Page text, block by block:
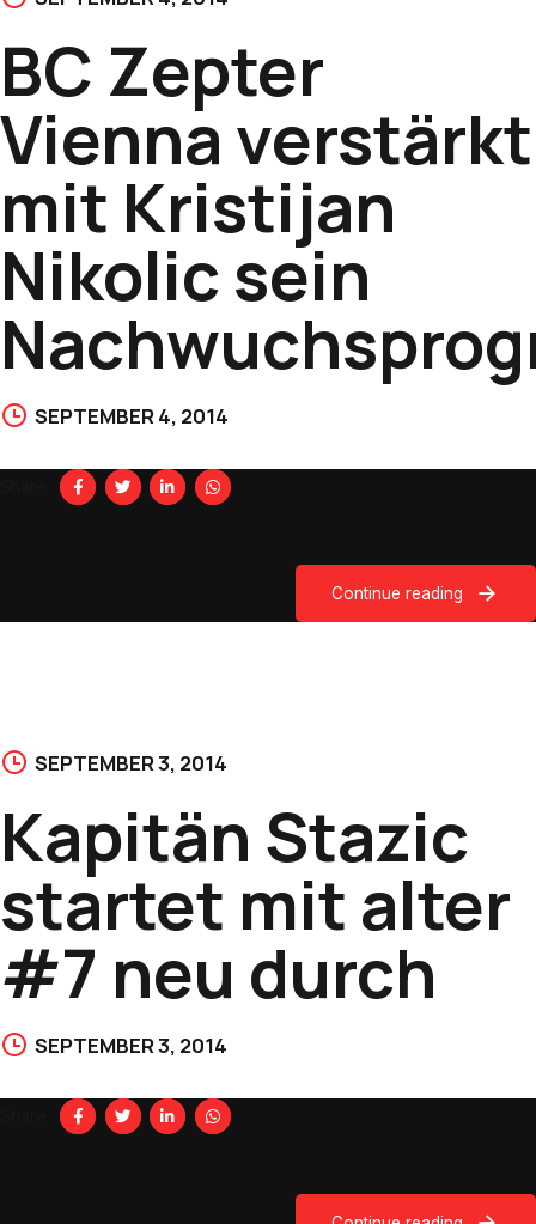
BC Zepter
Vienna verstärkt
mit Kristijan
Nikolic sein
SEPTEMBER 4, 2014
Continue reading
SEPTEMBER 3, 2014
Kapitän Stazic
startet mit alter
#7 neu durch
SEPTEMBER 3, 2014